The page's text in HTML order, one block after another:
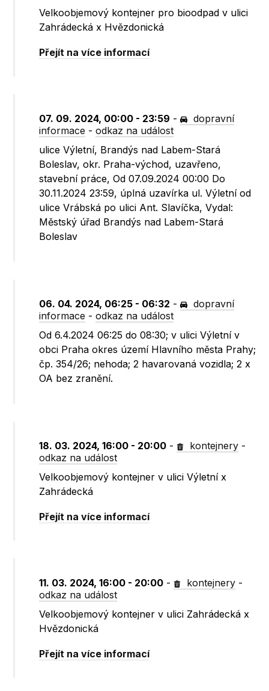
Velkoobjemový kontejner pro bioodpad v ulici
Zahrádecká x Hvězdonická
Přejít na více informací
07. 09. 2024, 00:00 - 23:59 -
dopravní
informace -odkaz na událost
ulice Výletní, Brandýs nad Labem-Stará
Boleslav, okr. Praha-východ, uzavřeno,
stavební práce, Od 07.09.2024 00:00 Do
30.11.2024 23:59, úplná uzavírka ul. Výletní od
ulice Vrábská po ulici Ant. Slavíčka, Vydal:
Městský úřad Brandýs nad Labem-Stará
Boleslav
06. 04. 2024, 06:25 - 06:32 -
dopravní
informace -odkaz na událost
Od 6.4.2024 06:25 do 08:30; v ulici Výletní v
obci Praha okres území Hlavního města Prahy;
čp. 354/26; nehoda; 2 havarovaná vozidla; 2 x
OA bez zranění.
18. 03. 2024, 16:00 - 20:00 - kontejnery -
odkaz na událost
Velkoobjemový kontejner v ulici Výletní x
Zahrádecká
Přejít na více informací
11. 03. 2024, 16:00 - 20:00 - kontejnery -
odkaz na událost
Velkoobjemový kontejner v ulici Zahrádecká x
Hvězdonická
Přejít na více informací